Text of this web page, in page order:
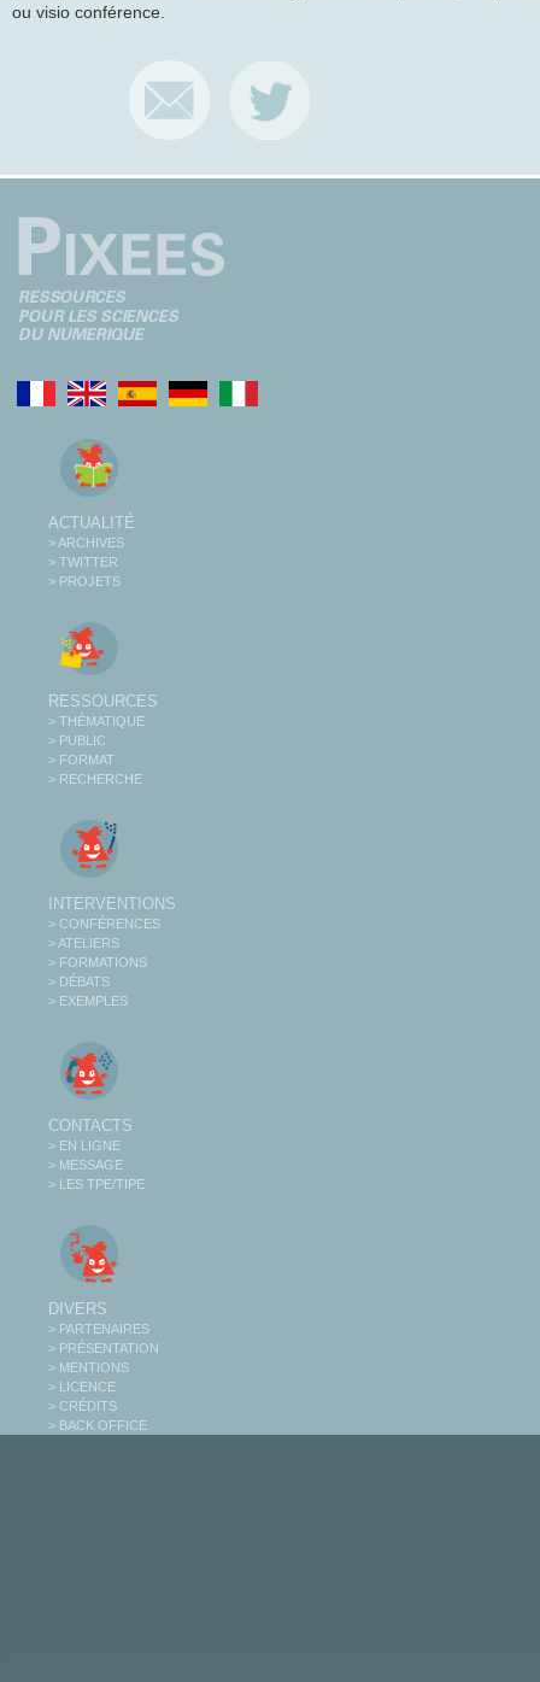
ou visio conférence.
ACTUALITÉ
> ARCHIVES
> TWITTER
> PROJETS
RESSOURCES
> THÉMATIQUE
> PUBLIC
> FORMAT
> RECHERCHE
INTERVENTIONS
> CONFÉRENCES
> ATELIERS
> FORMATIONS
> DÉBATS
> EXEMPLES
CONTACTS
> EN LIGNE
> MESSAGE
> LES TPE/TIPE
DIVERS
> PARTENAIRES
> PRÉSENTATION
> MENTIONS
> LICENCE
> CRÉDITS
> BACK OFFICE